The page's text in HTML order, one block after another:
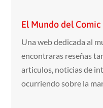
El Mundo del Comic
Una web dedicada al
encontraras reseñas
articulos, noticias de
ocurriendo sobre la